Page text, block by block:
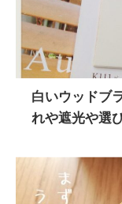
白いウッドブ
れや遮光や選